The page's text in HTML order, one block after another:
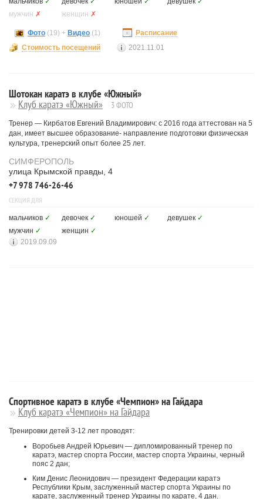
мужчин ✗ женщин ✗
Фото (19) + Видео (1)
Расписание
Стоимость посещений
2021.11.01
Шотокан каратэ в клубе «Южный»
Клуб каратэ «Южный» 3 ФОТО
Тренер — Кирбатов Евгений Владимирович: с 2016 года аттестован на 5
дан, имеет высшее образование- направление подготовки физическая
культура, тренерский опыт более 25 лет.
СИМФЕРОПОЛЬ
улица Крымской правды, 4
+7 978 746-26-46
СЕКЦИЯ ДЛЯ
мальчиков ✓ девочек ✓ юношей ✓ девушек ✓
мужчин ✓ женщин ✓
2019.09.09
Спортивное каратэ в клубе «Чемпион» на Гайдара
Клуб каратэ «Чемпион» на Гайдара
Тренировки детей 3-12 лет проводят:
Воробьев Андрей Юрьевич — дипломированный тренер по
каратэ, мастер спорта России, мастер спорта Украины, черный
пояс 2 дан;
Ким Денис Леонидович — президент Федерации каратэ
Республики Крым, заслуженный мастер спорта Украины по
карате, заслуженный тренер Украины по карате, 4 дан.